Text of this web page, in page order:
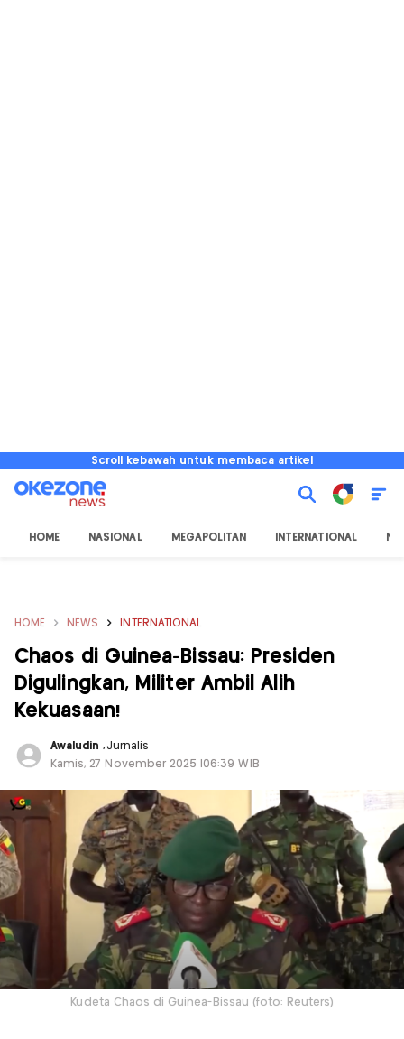
Scroll kebawah untuk membaca artikel
HOME NASIONAL MEGAPOLITAN INTERNATIONAL
HOME NEWS INTERNATIONAL
Chaos di Guinea-Bissau: Presiden
Digulingkan, Militer Ambil Alih
Kekuasaan!
Awaludin,Jurnalis
Kamis, 27 November 2025 |06:39 WIB
Kudeta Chaos di Guinea-Bissau (foto: Reuters)